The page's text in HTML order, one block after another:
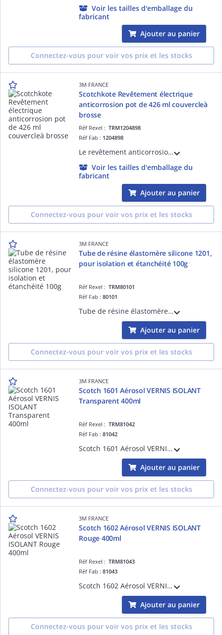
Voir les tailles d'emballage du
fabricant
Ajouter au panier
Connectez-vous pour voir vos prix et les stocks
3M FRANCE
Scotchkote Revêtement électrique
anticorrosion pot de 426 ml couvercleà
brosse
Réf Rexel :TRM1204898
Réf Fab : 1204898
Le revêtement anticorrosion 3M Scotchkote se présente en bidon de 425 g
Voir les tailles d'emballage du
fabricant
Ajouter au panier
Connectez-vous pour voir vos prix et les stocks
3M FRANCE
Tube de résine élastomère silicone 1201,
pour isolation et étanchéité 100g
Réf Rexel :TRM80101
Réf Fab :80101
Tube de résine élastomère silicone 1201, pour isolation et étanchéité 100g
Ajouter au panier
Connectez-vous pour voir vos prix et les stocks
3M FRANCE
Scotch 1601 Aérosol VERNIS ISOLANT
Transparent 400ml
Réf Rexel :TRM81042
Réf Fab :81042
Scotch 1601 Aérosol VERNIS ISOLANT Transparent 400ml
Ajouter au panier
Connectez-vous pour voir vos prix et les stocks
3M FRANCE
Scotch 1602 Aérosol VERNIS ISOLANT
Rouge 400ml
Réf Rexel :TRM81043
Réf Fab :81043
Scotch 1602 Aérosol VERNIS ISOLANT Rouge 400ml
Ajouter au panier
Connectez-vous pour voir vos prix et les stocks